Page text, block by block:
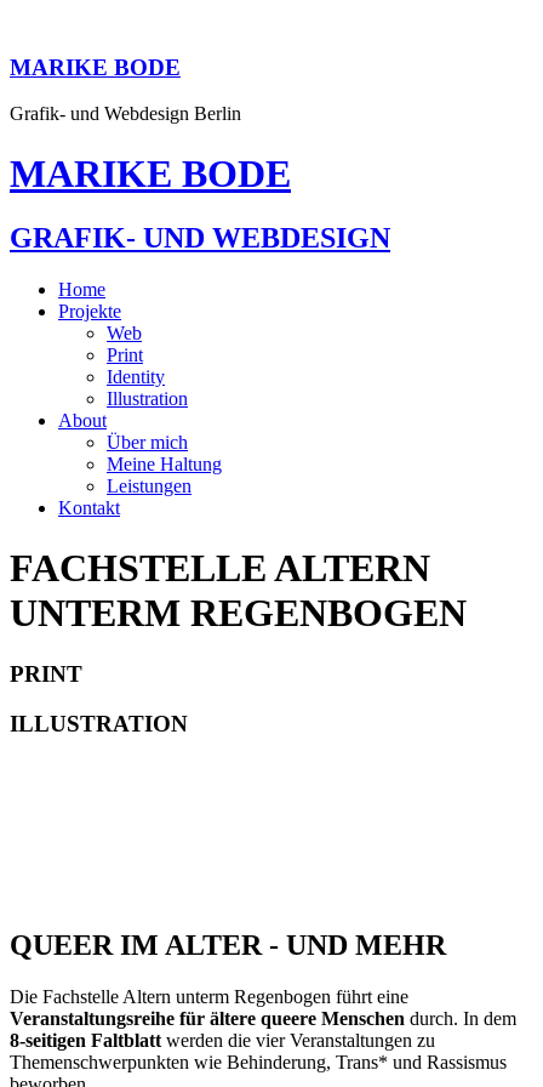
MARIKE BODE
Grafik- und Webdesign Berlin
MARIKE BODE
GRAFIK- UND WEBDESIGN
Home
Projekte
Web
Print
Identity
Illustration
About
Über mich
Meine Haltung
Leistungen
Kontakt
FACHSTELLE ALTERN
UNTERM REGENBOGEN
PRINT
ILLUSTRATION
QUEER IM ALTER - UND MEHR
Die Fachstelle Altern unterm Regenbogen führt eine
Veranstaltungsreihe für ältere queere Menschen durch. In dem
8-seitigen Faltblatt werden die vier Veranstaltungen zu
Themenschwerpunkten wie Behinderung, Trans* und Rassismus